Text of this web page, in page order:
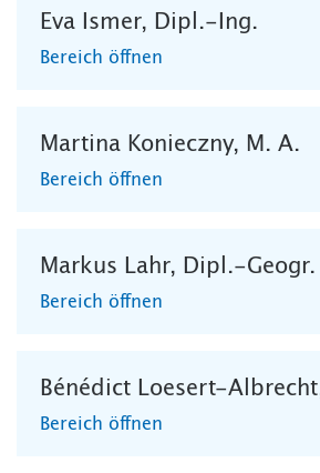
Eva Ismer, Dipl.-Ing.
Bereich öffnen
Martina Konieczny, M. A.
Bereich öffnen
Markus Lahr, Dipl.-Geogr.
Bereich öffnen
Bénédict Loesert-
Bereich öffnen